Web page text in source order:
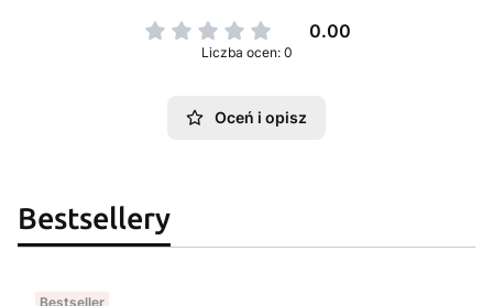
0.00
Liczba ocen: 0
Oceń i opisz
Bestsellery
Bestseller